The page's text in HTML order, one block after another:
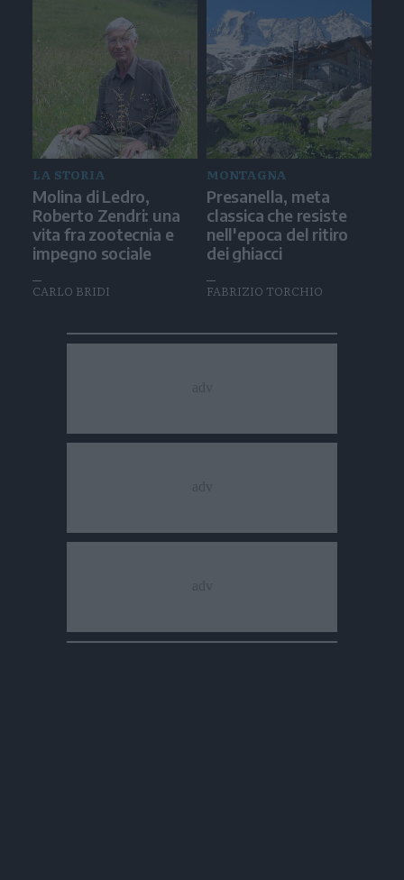
LA STORIA
Molina di Ledro,
Roberto Zendri: una
vita fra zootecnia e
impegno sociale
CARLO BRIDI
MONTAGNA
Presanella, meta
classica che resiste
nell'epoca del ritiro
dei ghiacci
FABRIZIO TORCHIO